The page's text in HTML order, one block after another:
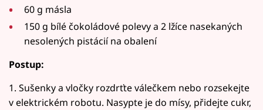
60 g másla
150 g bílé čokoládové polevy a 2 lžíce nasekaných
nesolených pistácií na obalení
Postup:
1. Sušenky a vločky rozdrťte válečkem nebo rozsekejte
v elektrickém robotu. Nasypte je do mísy, přidejte cukr,